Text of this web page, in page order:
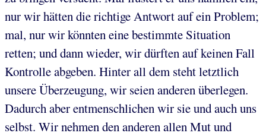
nur wir hätten die richtige Antwort auf ein Problem;
mal, nur wir könnten eine bestimmte Situation
retten; und dann wieder, wir dürften auf keinen Fall
Kontrolle abgeben. Hinter all dem steht letztlich
unsere Überzeugung, wir seien anderen überlegen.
Dadurch aber entmenschlichen wir sie und auch uns
selbst. Wir nehmen den anderen allen Mut und